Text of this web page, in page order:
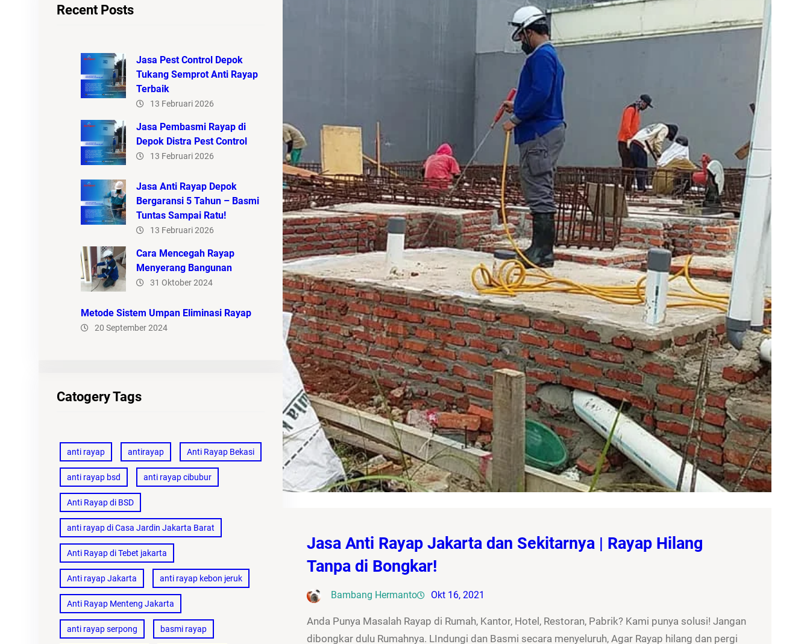
Recent Posts
Jasa Pest Control Depok
Tukang Semprot Anti Rayap
Terbaik
13 Februari 2026
Jasa Pembasmi Rayap di
Depok Distra Pest Control
13 Februari 2026
Jasa Anti Rayap Depok
Bergaransi 5 Tahun – Basmi
Tuntas Sampai Ratu!
13 Februari 2026
Cara Mencegah Rayap
Menyerang Bangunan
31 Oktober 2024
Metode Sistem Umpan Eliminasi Rayap
20 September 2024
Catogery Tags
anti rayap antirayap Anti Rayap Bekasi
anti rayap bsd anti rayap cibubur
Anti Rayap di BSD
anti rayap di Casa Jardin Jakarta Barat
Anti Rayap di Tebet jakarta
Anti rayap Jakarta anti rayap kebon jeruk
Anti Rayap Menteng Jakarta
anti rayap serpong basmi rayap
Jasa Anti Rayap Jakarta dan Sekitarnya | Rayap Hilang
Tanpa di Bongkar!
Bambang Hermanto Okt 16, 2021
Anda Punya Masalah Rayap di Rumah, Kantor, Hotel, Restoran, Pabrik? Kami punya solusi! Jangan
dibongkar dulu Rumahnya. LIndungi dan Basmi secara menyeluruh, Agar Rayap hilang dan pergi